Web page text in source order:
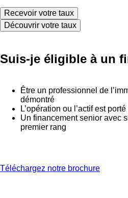
Découvrir votre taux
Suis-je éligible à un
Être un professionnel de
démontré
L’opération ou l’actif est
Un financement senior avec
premier rang
Téléchargez notre brochure